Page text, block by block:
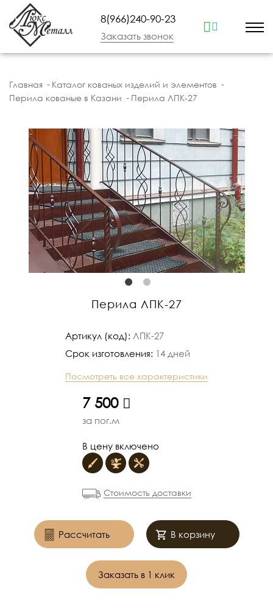
8(966)240-90-23
Заказать звонок
Главная
Каталог кованых изделий и элементов
Перила кованые в Казани
Перила ЛПК-27
Перила ЛПК-27
Артикул (код): ЛПК-27
Срок изготовления: 14 дней
Посмотреть все характеристики
7 500
руб.
за пог.м
В цену включено
Стоимость доставки
Рассчитать В корзину
Заказать в 1 клик